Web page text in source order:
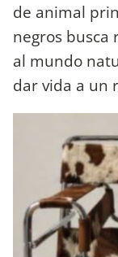
de animal
negros busca
al mundo
dar vida a un